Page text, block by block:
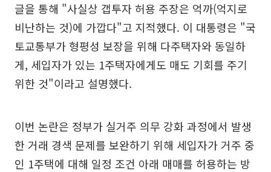
글을 통해 "사실상 갭투자 허용 주장은 억까(억지로
비난하는 것)에 가깝다"고 지적했다. 이 대통령은 "국
토교통부가 형평성 보장을 위해 다주택자와 동일하
게, 세입자가 있는 1주택자에게도 매도 기회를 주기
위한 것"이라고 설명했다.
이번 논란은 정부가 실거주 의무 강화 과정에서 발생
한 거래 경색 문제를 보완하기 위해 세입자가 거주 중
인 1주택에 대해 일정 조건 아래 매매를 허용하는 방